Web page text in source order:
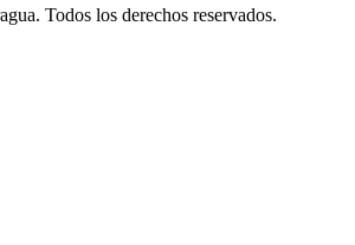
Todos los derechos reservados.